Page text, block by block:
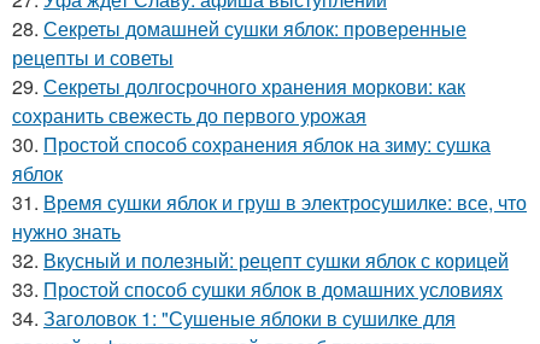
28. Секреты домашней сушки яблок: проверенные
рецепты и советы
29. Секреты долгосрочного хранения моркови: как
сохранить свежесть до первого урожая
30. Простой способ сохранения яблок на зиму: сушка
яблок
31. Время сушки яблок и груш в электросушилке: все, что
нужно знать
32. Вкусный и полезный: рецепт сушки яблок с корицей
33. Простой способ сушки яблок в домашних условиях
34. Заголовок 1: "Сушеные яблоки в сушилке для